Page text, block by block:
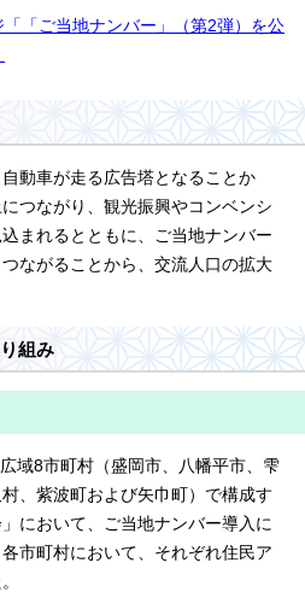
「ご当地ナンバー」（第2弾）を公
動車が走る広告塔となることか
つながり、観光振興やコンベンシ
まれるとともに、ご当地ナンバー
ながることから、交流人口の拡大
組み
域8市町村（盛岡市、八幡平市、雫
、紫波町および矢巾町）で構成す
において、ご当地ナンバー導入に
市町村において、それぞれ住民ア